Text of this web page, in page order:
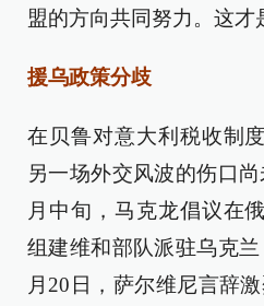
盟的方向共同努力。这才
援乌政策分歧
在贝鲁对意大利税收制
另一场外交风波的伤口
月中旬，马克龙倡议在
组建维和部队派驻乌克
月20日，萨尔维尼言辞